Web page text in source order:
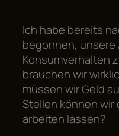
Ich habe bereits
begonnen,
Konsumverhalten
brauchen wir
müssen wir Geld
Stellen können wir
arbeiten lassen?